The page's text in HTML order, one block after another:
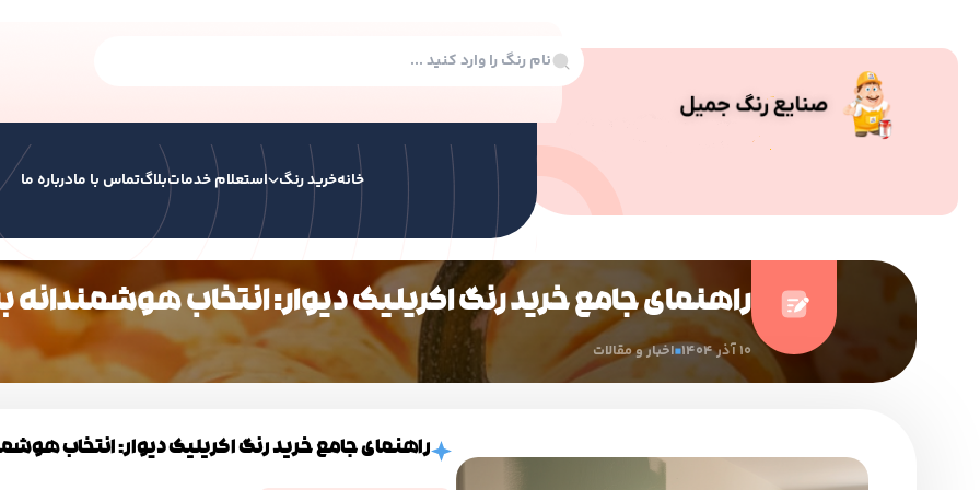
خانهخرید رنگ استعلام خدماتبلاگتماس با مادرباره ما
رنگ صنعتی رنگ ساختمانی رنگ ترافیکی
رنگ الکیدی آکرولیک پایه آب
راهنمای جامع خرید رنگ اکریلیک دیوار: انتخاب هوشمندانه
10 آذر 1404 اخبار و مقالات
راهنمای جامع خرید رنگ اکریلیک دیوار: انتخاب